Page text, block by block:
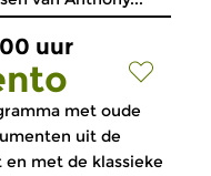
uur
met oude
uit de
met de klassieke